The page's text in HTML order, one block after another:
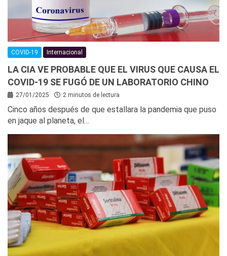
COVID-19 Internacional
LA CIA VE PROBABLE QUE EL VIRUS QUE CAUSA EL
COVID-19 SE FUGÓ DE UN LABORATORIO CHINO
27/01/2025 2 minutos de lectura
Cinco años después de que estallara la pandemia que puso
en jaque al planeta, el…